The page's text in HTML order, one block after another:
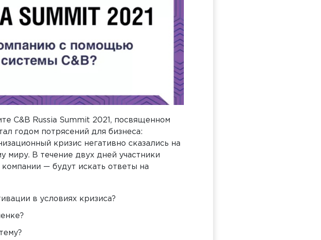
C&B Russia Summit 2021, посвященном
годом потрясений для бизнеса:
кризис негативно сказались на
миру. В течение двух дней участники
— будут искать ответы на
в условиях кризиса?